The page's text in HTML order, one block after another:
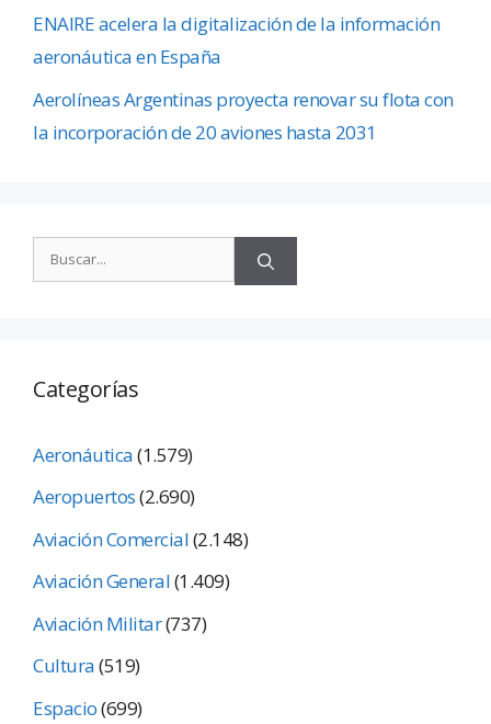
ENAIRE acelera la digitalización de la información
aeronáutica en España
Aerolíneas Argentinas proyecta renovar su flota con
la incorporación de 20 aviones hasta 2031
Categorías
Aeronáutica(1.579)
Aeropuertos(2.690)
Aviación Comercial(2.148)
Aviación General(1.409)
Aviación Militar(737)
Cultura(519)
Espacio(699)